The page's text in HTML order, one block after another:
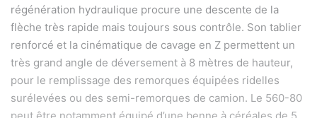
régénération hydraulique procure une descente de la
flèche très rapide mais toujours sous contrôle. Son tablier
renforcé et la cinématique de cavage en Z permettent un
très grand angle de déversement à 8 mètres de hauteur,
pour le remplissage des remorques équipées ridelles
surélevées ou des semi-remorques de camion. Le 560-80